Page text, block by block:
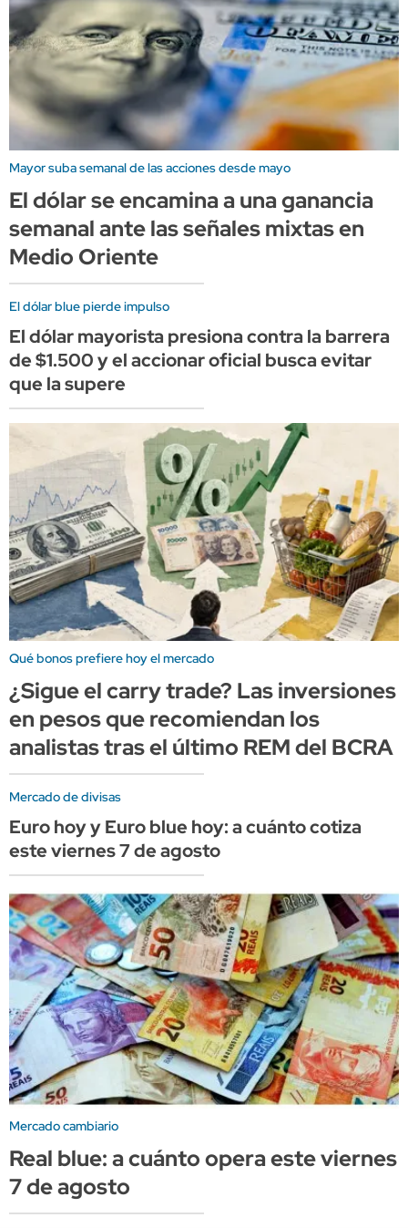
Mayor suba semanal de las acciones desde mayo
El dólar se encamina a una ganancia
semanal ante las señales mixtas en
Medio Oriente
El dólar blue pierde impulso
El dólar mayorista presiona contra la barrera
de $1.500 y el accionar oficial busca evitar
que la supere
Qué bonos prefiere hoy el mercado
¿Sigue el carry trade? Las inversiones
en pesos que recomiendan los
analistas tras el último REM del BCRA
Mercado de divisas
Euro hoy y Euro blue hoy: a cuánto cotiza
este viernes 7 de agosto
Mercado cambiario
Real blue: a cuánto opera este viernes
7 de agosto